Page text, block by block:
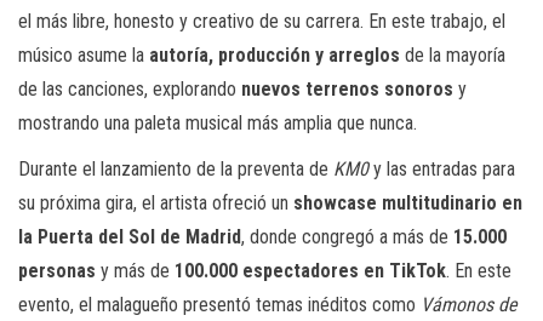
el más libre, honesto y creativo de su carrera. En este trabajo, el
músico asume la autoría, producción y arreglos de la mayoría
de las canciones, explorando nuevos terrenos sonoros y
mostrando una paleta musical más amplia que nunca.
Durante el lanzamiento de la preventa de KM0y las entradas para
su próxima gira, el artista ofreció un showcase multitudinario en
la Puerta del Sol de Madrid, donde congregó a más de 15.000
personas y más de 100.000 espectadores en TikTok. En este
evento, el malagueño presentó temas inéditos como Vámonos de